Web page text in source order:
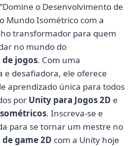
o Desenvolvimento de
Mundo Isométrico com a
transformador para quem
no mundo do
jogos. Com uma
e desafiadora, ele oferece
aprendizado única para todos
por Unity para Jogos 2D e
. Inscreva-se e
para se tornar um mestre no
game 2D com a Unity hoje